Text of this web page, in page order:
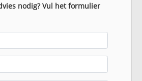
nodig? Vul het formulier